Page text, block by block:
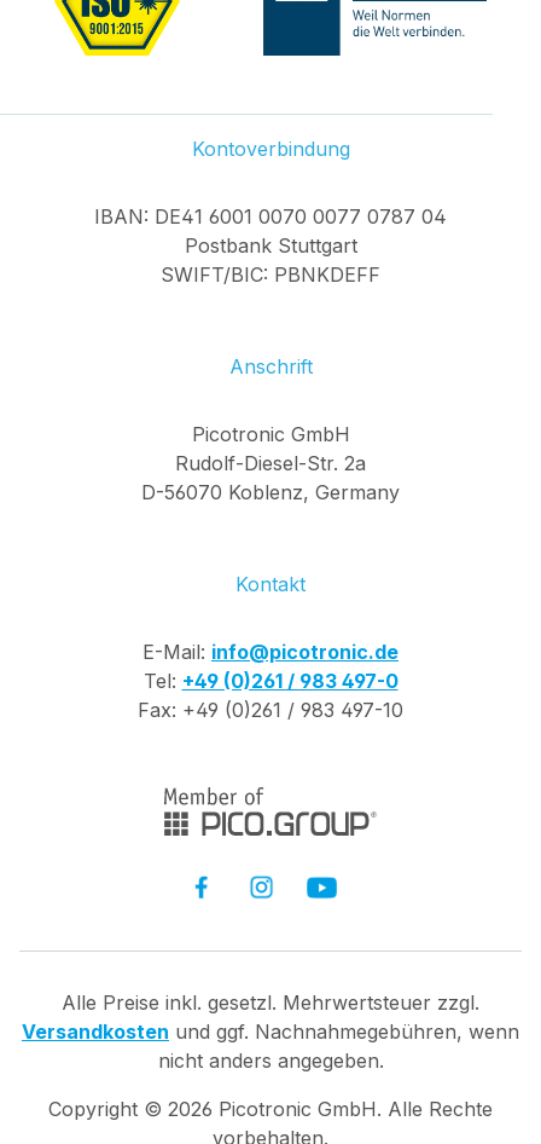
Kontoverbindung
IBAN: DE41 6001 0070 0077 0787 04
Postbank Stuttgart
SWIFT/BIC: PBNKDEFF
Anschrift
Picotronic GmbH
Rudolf-Diesel-Str. 2a
D-56070 Koblenz, Germany
Kontakt
E-Mail: info@picotronic.de
Tel: +49 (0)261 / 983 497-0
Fax: +49 (0)261 / 983 497-10
Alle Preise inkl. gesetzl. Mehrwertsteuer zzgl.
Versandkosten und ggf. Nachnahmegebühren, wenn
nicht anders angegeben.
Copyright © 2026 Picotronic GmbH. Alle Rechte
vorbehalten.